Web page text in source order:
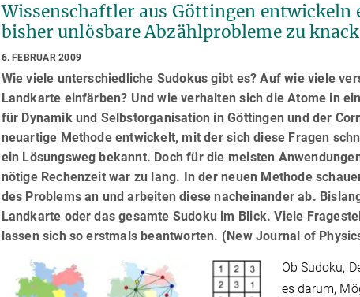
Wissenschaftler aus Göttingen
bisher unlösbare Abzählprobleme zu
6. FEBRUAR 2009
Wie viele unterschiedliche Sudokus gibt es? Auf wie viele
Landkarte einfärben? Und wie verhalten sich die Atome in
für Dynamik und Selbstorganisation in Göttingen und der
neuartige Methode entwickelt, mit der sich diese Fragen
ein Lösungsweg bekannt. Doch für die meisten
nötige Rechenzeit war zu lang. In der neuen Methode
des Problems an und arbeiten diese nacheinander ab.
Landkarte oder das gesamte Sudoku im Blick. Viele
lassen sich so erstmals beantworten. (New Journal of
Ob Sudoku,
es darum,